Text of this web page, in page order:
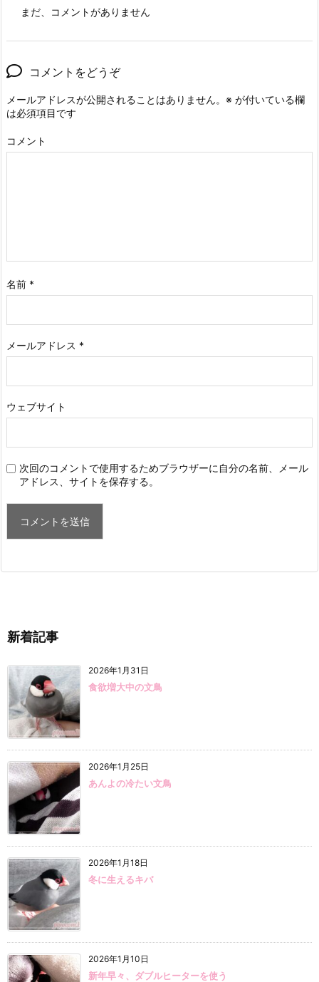
まだ、コメントがありません
コメントをどうぞ
メールアドレスが公開されることはありません。 ※ が付いている欄
は必須項目です
コメント
名前 *
メールアドレス *
ウェブサイト
次回のコメントで使用するためブラウザーに自分の名前、メール
アドレス、サイトを保存する。
新着記事
2026年1月31日
食欲増大中の文鳥
2026年1月25日
あんよの冷たい文鳥
2026年1月18日
冬に生えるキバ
2026年1月10日
新年早々、ダブルヒーターを使う